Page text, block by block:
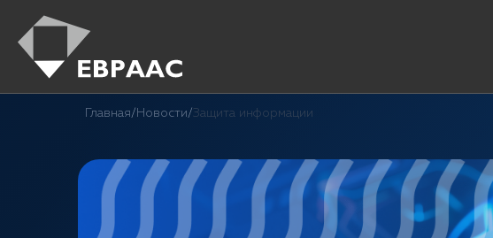
Главная/ Новости/Защита информации